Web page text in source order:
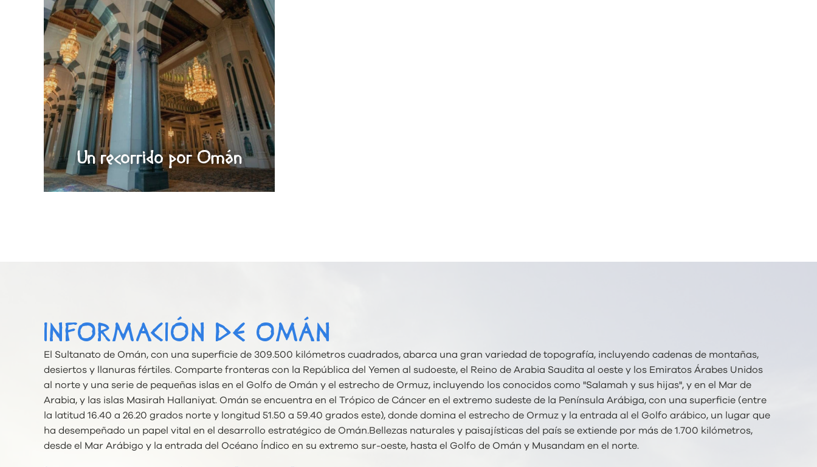
Un recorrido por Omán
INFORMACIÓN DE OMÁN
El Sultanato de Omán, con una superficie de 309.500 kilómetros cuadrados, abarca una gran variedad de topografía, incluyendo cadenas de montañas,
desiertos y llanuras fértiles. Comparte fronteras con la República del Yemen al sudoeste, el Reino de Arabia Saudita al oeste y los Emiratos Árabes Unidos
al norte y una serie de pequeñas islas en el Golfo de Omán y el estrecho de Ormuz, incluyendo los conocidos como "Salamah y sus hijas", y en el Mar de
Arabia, y las islas Masirah Hallaniyat. Omán se encuentra en el Trópico de Cáncer en el extremo sudeste de la Península Arábiga, con una superficie (entre
la latitud 16.40 a 26.20 grados norte y longitud 51.50 a 59.40 grados este), donde domina el estrecho de Ormuz y la entrada al el Golfo arábico, un lugar que
ha desempeñado un papel vital en el desarrollo estratégico de Omán.Bellezas naturales y paisajísticas del país se extiende por más de 1.700 kilómetros,
desde el Mar Arábigo y la entrada del Océano Índico en su extremo sur-oeste, hasta el Golfo de Omán y Musandam en el norte.